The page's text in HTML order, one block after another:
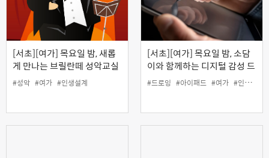
[서초][여가] 목요일 밤, 새롭
게 만나는 브릴란떼 성악교실
#성악 #여가 #인생설계
[서초][여가] 목요일 밤, 소담
이와 함께하는 디지털 감성 드
로잉
#드로잉 #아이패드 #여가 #인생설계